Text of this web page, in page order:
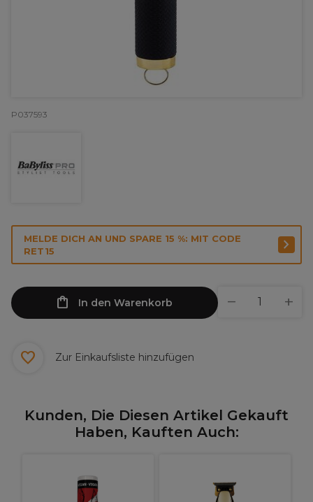
P037593
MELDE DICH AN UND SPARE 15 %: MIT CODE
RET15
In den Warenkorb
Zur Einkaufsliste hinzufügen
Kunden, Die Diesen Artikel Gekauft
Haben, Kauften Auch: